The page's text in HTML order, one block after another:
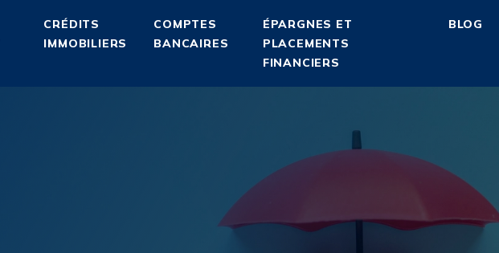
CRÉDITS
IMMOBILIERS
COMPTES
BANCAIRES
ÉPARGNES ET
PLACEMENTS
FINANCIERS
BLOG